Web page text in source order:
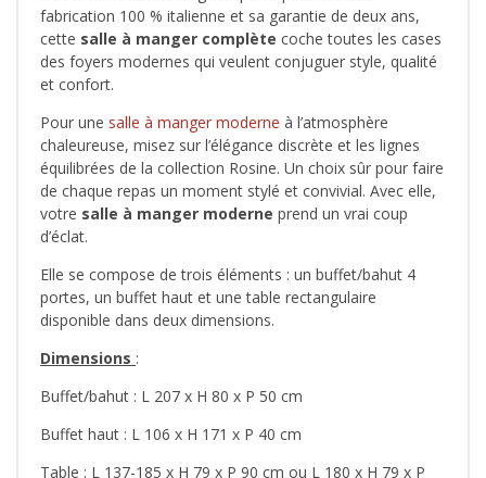
fabrication 100 % italienne et sa garantie de deux ans,
cette salle à manger complète coche toutes les cases
des foyers modernes qui veulent conjuguer style, qualité
et confort.
Pour une salle à manger moderne à l’atmosphère
chaleureuse, misez sur l’élégance discrète et les lignes
équilibrées de la collection Rosine. Un choix sûr pour faire
de chaque repas un moment stylé et convivial. Avec elle,
votre salle à manger moderne prend un vrai coup
d’éclat.
Elle se compose de trois éléments : un buffet/bahut 4
portes, un buffet haut et une table rectangulaire
disponible dans deux dimensions.
Dimensions :
Buffet/bahut : L 207 x H 80 x P 50 cm
Buffet haut : L 106 x H 171 x P 40 cm
Table : L 137-185 x H 79 x P 90 cm ou L 180 x H 79 x P